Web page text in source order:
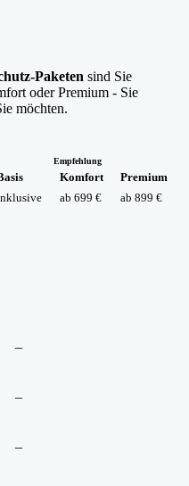
Paketen sind Sie
oder Premium - Sie
möchten.
Empfehlung
Komfort
ab 699 €
Premium
ab 899 €
–
–
–